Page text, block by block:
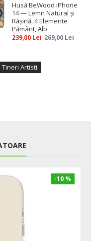
Husă BeWood iPhone
14 — Lemn Natural și
Rășină, 4 Elemente
Pământ, Alb
239,00 Lei 269,00 Lei
Tineri Artisti
-10 %